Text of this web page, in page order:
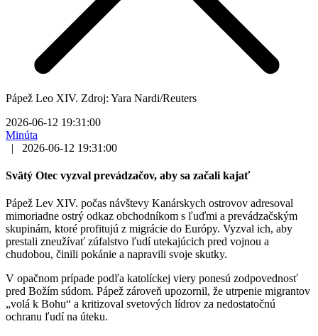
Pápež Leo XIV. Zdroj: Yara Nardi/Reuters
2026-06-12 19:31:00
Minúta
|
2026-06-12 19:31:00
Svätý Otec vyzval prevádzačov, aby sa začali kajať
Pápež Lev XIV. počas návštevy Kanárskych ostrovov adresoval
mimoriadne ostrý odkaz obchodníkom s ľuďmi a prevádzačským
skupinám, ktoré profitujú z migrácie do Európy. Vyzval ich, aby
prestali zneužívať zúfalstvo ľudí utekajúcich pred vojnou a
chudobou, činili pokánie a napravili svoje skutky.
V opačnom prípade podľa katolíckej viery ponesú zodpovednosť
pred Božím súdom. Pápež zároveň upozornil, že utrpenie migrantov
„volá k Bohu“ a kritizoval svetových lídrov za nedostatočnú
ochranu ľudí na úteku.